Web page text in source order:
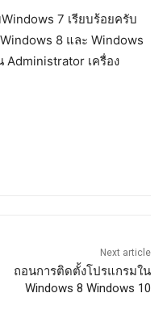
7 เรียบร้อยครับ
8 และ Windows
Administrator เครื่อง
Next article
ถอนการติดตั้งโปรแกรมใน
Windows 8 Windows 10